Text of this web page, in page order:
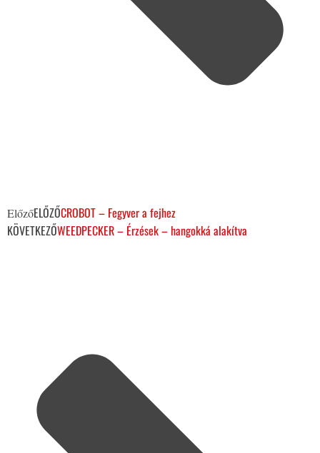
ElőzőELŐZŐCROBOT – Fegyver a fejhez
KÖVETKEZŐWEEDPECKER – Érzések – hangokká alakítva